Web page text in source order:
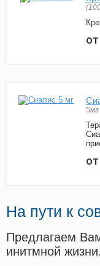
5мг
На пути к
Предлагаем
инитмной